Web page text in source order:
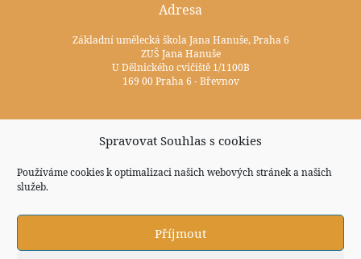
Spravovat Souhlas s cookies
Používáme cookies k optimalizaci našich webových stránek a našich
služeb.
Příjmout
Adresa
Základní umělecká škola Jana Hanuše, Praha 6
ZUŠ Jana Hanuše
U Dělnického cvičiště 1/1100B
169 00 Praha 6 - Břevnov
Sociální sítě